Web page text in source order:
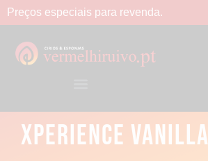
Preços especiais para revenda.
XPERIENCE VANILLA